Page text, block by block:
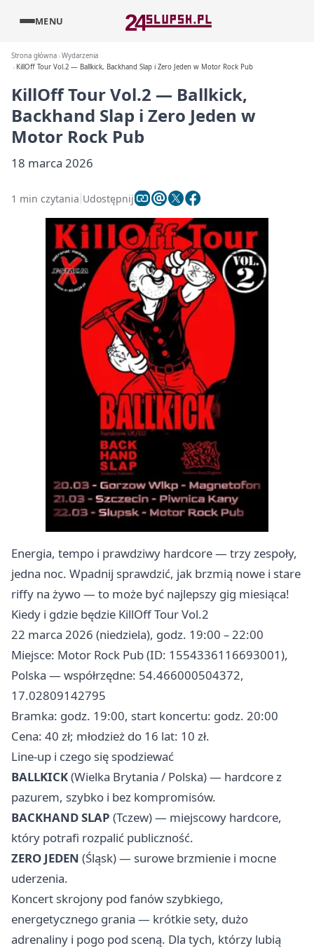
MENU
Strona główna Wydarzenia
KillOff Tour Vol.2 — Ballkick, Backhand Slap i Zero Jeden w Motor Rock Pub
KillOff Tour Vol.2 — Ballkick,
Backhand Slap i Zero Jeden w
Motor Rock Pub
18 marca 2026
1 min czytania Udostępnij
Energia, tempo i prawdziwy hardcore — trzy zespoły,
jedna noc. Wpadnij sprawdzić, jak brzmią nowe i stare
riffy na żywo — to może być najlepszy gig miesiąca!
Kiedy i gdzie będzie KillOff Tour Vol.2
22 marca 2026 (niedziela), godz. 19:00 – 22:00
Miejsce: Motor Rock Pub (ID: 1554336116693001),
Polska — współrzędne: 54.466000504372,
17.02809142795
Bramka: godz. 19:00, start koncertu: godz. 20:00
Cena: 40 zł; młodzież do 16 lat: 10 zł.
Line-up i czego się spodziewać
BALLKICK(Wielka Brytania / Polska) — hardcore z
pazurem, szybko i bez kompromisów.
BACKHAND SLAP (Tczew) — miejscowy hardcore,
który potrafi rozpalić publiczność.
ZERO JEDEN (Śląsk) — surowe brzmienie i mocne
uderzenia.
Koncert skrojony pod fanów szybkiego,
energetycznego grania — krótkie sety, dużo
adrenaliny i pogo pod sceną. Dla tych, którzy lubią